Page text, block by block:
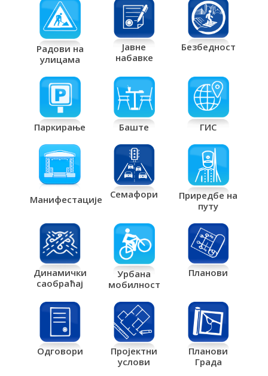
Радови на
улицама
Јавне
набавке
Безбедност
Паркирање Баште ГИС
Манифестације Семафори
Приредбе на
путу
Динамички
саобраћај
Урбана
мобилност
Планови
Одговори
Пројектни
услови
Планови
Града